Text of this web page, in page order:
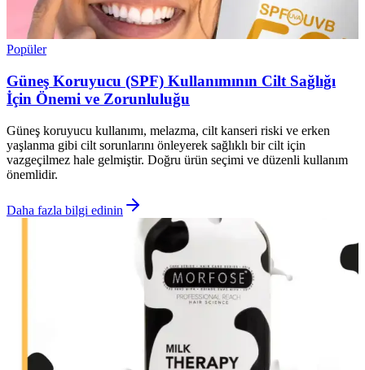
Popüler
Güneş Koruyucu (SPF) Kullanımının Cilt Sağlığı
İçin Önemi ve Zorunluluğu
Güneş koruyucu kullanımı, melazma, cilt kanseri riski ve erken
yaşlanma gibi cilt sorunlarını önleyerek sağlıklı bir cilt için
vazgeçilmez hale gelmiştir. Doğru ürün seçimi ve düzenli kullanım
önemlidir.
Daha fazla bilgi edinin